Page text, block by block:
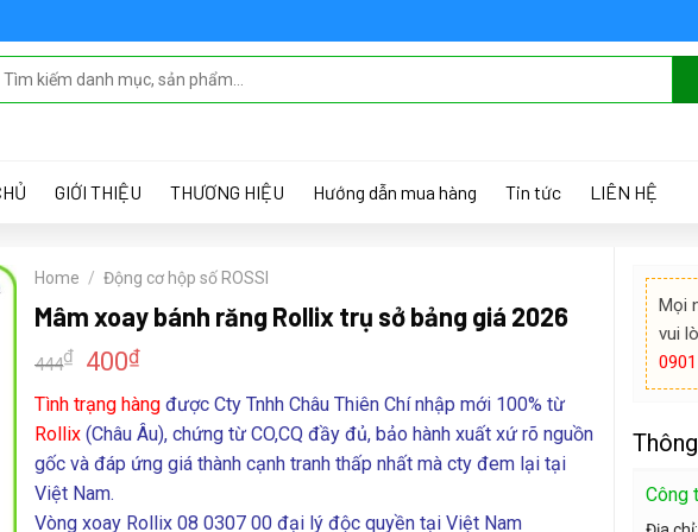
GIỚI THIỆU THƯƠNG HIỆU Hướng dẫn mua hàng Tin tức LIÊN HỆ
Home / Động cơ hộp số ROSSI
Mâm xoay bánh răng Rollix trụ sở bảng giá 2026
444₫ 400₫
Tình trạng hàngđược Cty Tnhh Châu Thiên Chí nhập mới 100% từ
Rollix(Châu Âu), chứng từ CO,CQ đầy đủ, bảo hành xuất xứ rõ nguồn
gốc và đáp ứng giá thành cạnh tranh thấp nhất mà cty đem lại tại
Việt Nam.
Vòng xoay Rollix 08 0307 00 đại lý độc quyền tại Việt Nam
Mọi
vui
Công